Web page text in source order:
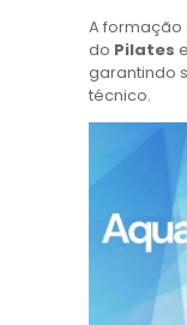
A
do Pilates
garantindo
técnico.